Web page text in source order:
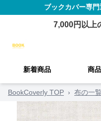
ブックカバー専門
7,000円以上
新着商品 商
BookCoverly TOP › 布の一覧